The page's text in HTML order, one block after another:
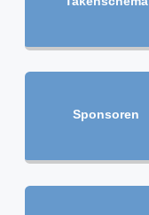
Sponsoren